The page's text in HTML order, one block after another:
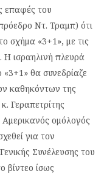
επαφές του
Ντ. Τραμπ) ότι
σχήμα «3+1», με τις
ισραηλινή πλευρά
θα συνεδρίαζε
καθηκόντων της
Γεραπετρίτης
ομόλογός
για τον
Συνέλευσης του
βίντεο ίσως